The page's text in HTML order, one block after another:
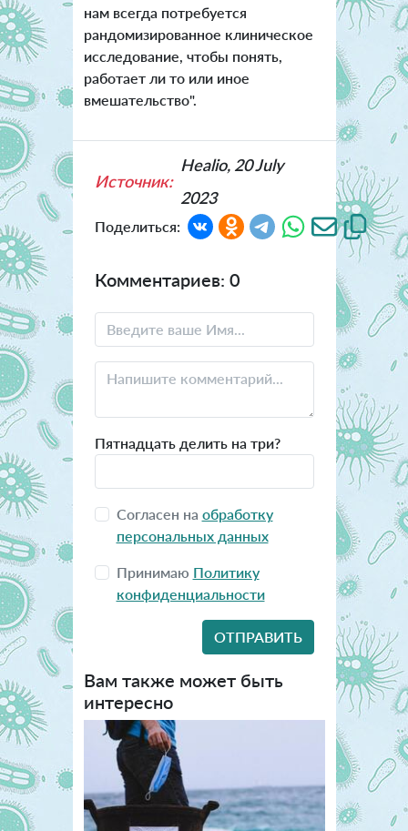
нам всегда потребуется
рандомизированное клиническое
исследование, чтобы понять,
работает ли то или иное
вмешательство".
Источник:
Healio, 20 July
2023
Поделиться:
Комментариев: 0
Пятнадцать делить на три?
Согласен на обработку
персональных данных
Принимаю Политику
конфиденциальности
Вам также может быть
интересно